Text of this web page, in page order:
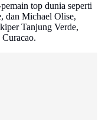
top dunia seperti
dan Michael Olise,
Tanjung Verde,